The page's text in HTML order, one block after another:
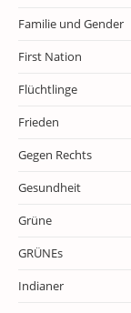
Familie und Gender
First Nation
Flüchtlinge
Frieden
Gegen Rechts
Gesundheit
Grüne
GRÜNEs
Indianer